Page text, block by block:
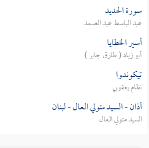
سورة الحديد
عبد الباسط عبد الصمد
أسير الخطايا
أبو زياد ( طارق جابر )
تيكوندوا
نظام يعقوبي
أذان - السيد متولي العال - لبنان
السيد متولي العال